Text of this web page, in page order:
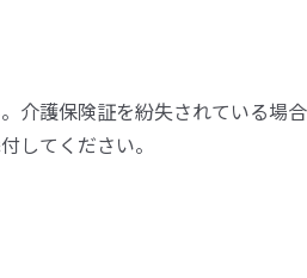
介護保険証を紛失されている場
してください。